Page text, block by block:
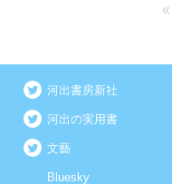
«
河出書房新社
河出の実用書
文藝
Bluesky